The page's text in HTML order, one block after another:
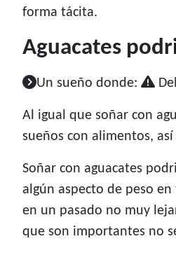
forma tácita.
Aguacates
Un sueño donde:
Al igual que soñar con
sueños con alimentos,
Soñar con aguacates
algún aspecto de peso
en un pasado no muy
que son importantes no